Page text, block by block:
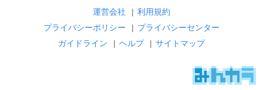
運営会社 | 利用規約
プライバシーポリシー
| プライバシーセンター
ガイドライン
| ヘルプ | サイトマップ